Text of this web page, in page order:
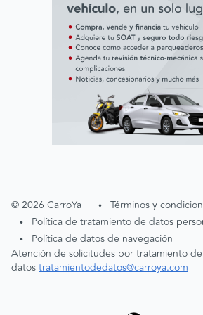
©2026 CarroYa • Términos y
• Política de tratamiento de datos
•
Política de datos de navegación
Atención de solicitudes por tratamiento de
datostratamientodedatos@carroya.com